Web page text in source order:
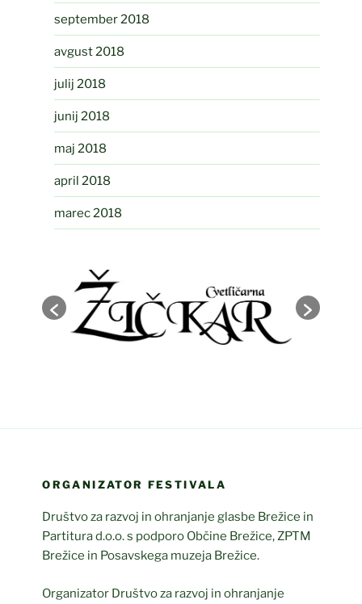
september 2018
avgust 2018
julij 2018
junij 2018
maj 2018
april 2018
marec 2018
ORGANIZATOR FESTIVALA
Društvo za razvoj in ohranjanje glasbe Brežice in
Partitura d.o.o. s podporo Občine Brežice, ZPTM
Brežice in Posavskega muzeja Brežice.
Organizator Društvo za razvoj in ohranjanje